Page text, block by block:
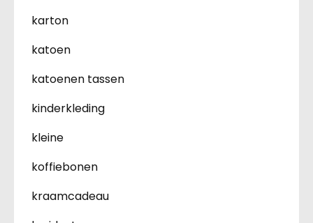
karton
katoen
katoenen tassen
kinderkleding
kleine
koffiebonen
kraamcadeau